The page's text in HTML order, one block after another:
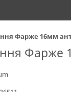
Фарже 16мм
Фарже